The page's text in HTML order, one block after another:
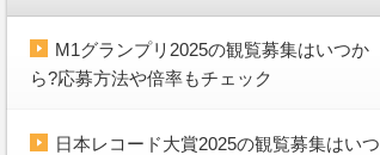
M1グランプリ2025の観覧募集はいつか
ら?応募方法や倍率もチェック
日本レコード大賞2025の観覧募集はいつ